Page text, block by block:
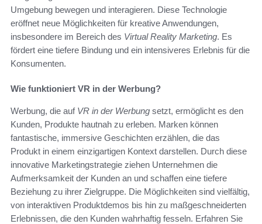
Umgebung bewegen und interagieren. Diese Technologie
eröffnet neue Möglichkeiten für kreative Anwendungen,
insbesondere im Bereich des Virtual Reality Marketing. Es
fördert eine tiefere Bindung und ein intensiveres Erlebnis für die
Konsumenten.
Wie funktioniert VR in der Werbung?
Werbung, die auf VR in der Werbung setzt, ermöglicht es den
Kunden, Produkte hautnah zu erleben. Marken können
fantastische, immersive Geschichten erzählen, die das
Produkt in einem einzigartigen Kontext darstellen. Durch diese
innovative Marketingstrategie ziehen Unternehmen die
Aufmerksamkeit der Kunden an und schaffen eine tiefere
Beziehung zu ihrer Zielgruppe. Die Möglichkeiten sind vielfältig,
von interaktiven Produktdemos bis hin zu maßgeschneiderten
Erlebnissen, die den Kunden wahrhaftig fesseln. Erfahren Sie